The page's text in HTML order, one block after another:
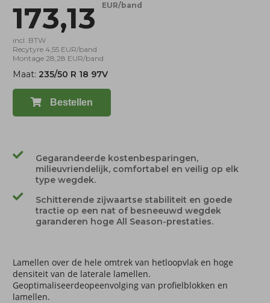
173,13 EUR/band
incl. BTW
Recytyre 4,55 EUR/band
Montage 28,28 EUR/band
Maat: 235/50 R 18 97V
Bestellen
Gegarandeerde kostenbesparingen,
milieuvriendelijk, comfortabel en veilig op elk
type wegdek.
Schitterende zijwaartse stabiliteit en goede
tractie op een nat of besneeuwd wegdek
garanderen hoge All Season-prestaties.
Lamellen over de hele omtrek van hetloopvlak en hoge
densiteit van de laterale lamellen.
Geoptimaliseerdeopeenvolging van profielblokken en
lamellen.